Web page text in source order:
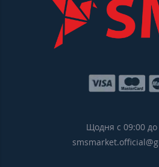
Щодня с 09:00 до